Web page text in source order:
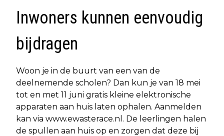
Inwoners kunnen eenvoudig
bijdragen
Woon je in de buurt van een van de
deelnemende scholen? Dan kun je van 18 mei
tot en met 11 juni gratis kleine elektronische
apparaten aan huis laten ophalen. Aanmelden
kan via www.ewasterace.nl. De leerlingen halen
de spullen aan huis op en zorgen dat deze bij